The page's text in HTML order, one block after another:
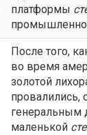
платформы
После того,
во время
золотой
провалились,
генеральным
маленькой